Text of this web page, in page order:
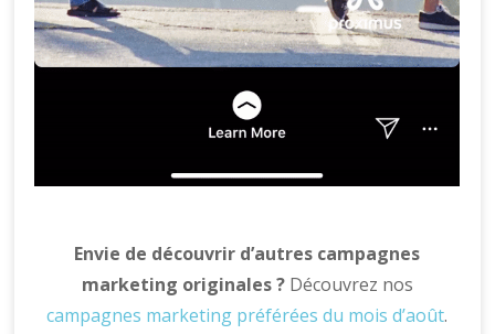
Envie de découvrir d’autres campagnes
marketing originales ?Découvrez nos
campagnes marketing préférées du mois d’août.